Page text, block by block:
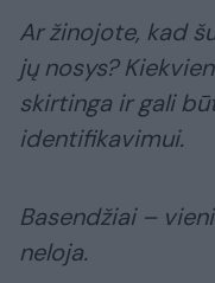
Ar žinojote, kad
jų nosys?
skirtinga ir gali
identifikavimui.
Basendžiai –
neloja.